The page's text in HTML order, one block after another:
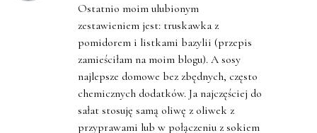
Ostatnio moim ulubionym
zestawieniem jest: truskawka z
pomidorem i listkami bazylii (przepis
zamieściłam na moim blogu). A sosy
najlepsze domowe bez zbędnych, często
chemicznych dodatków. Ja najczęściej do
sałat stosuję samą oliwę z oliwek z
przyprawami lub w połączeniu z sokiem